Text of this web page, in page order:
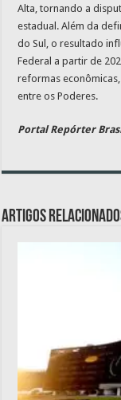
Alta, tornando a
estadual. Além da
do Sul, o resultado
Federal a partir de
reformas
entre os Poderes.
Portal Repórter
Artigos